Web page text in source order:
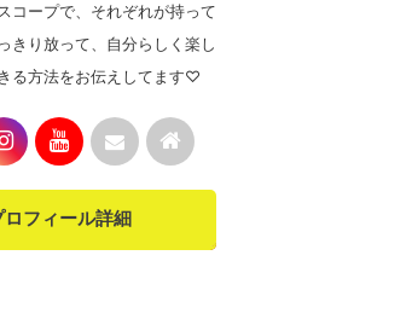
コープで、それぞれが持って
きり放って、自分らしく楽し
る方法をお伝えしてます♡
ロフィール詳細